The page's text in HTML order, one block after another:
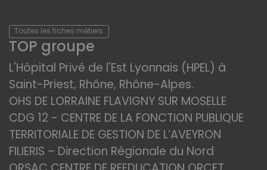
Toutes les fiches métiers
TOP groupe
L'Hôpital Privé de l'Est Lyonnais (HPEL) à
Saint-Priest, Rhône, Rhône-Alpes.
OHS DE LORRAINE FLAVIGNY SUR MOSELLE
CDG 12 - CENTRE DE LA FONCTION PUBLIQUE
TERRITORIALE DE GESTION DE L’AVEYRON
FILIERIS – Direction Régionale du Nord